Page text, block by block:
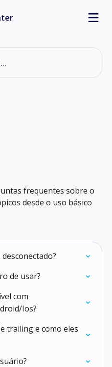
frequentes sobre o
desde o uso básico
de usar?
com
Ios?
trailing e como eles